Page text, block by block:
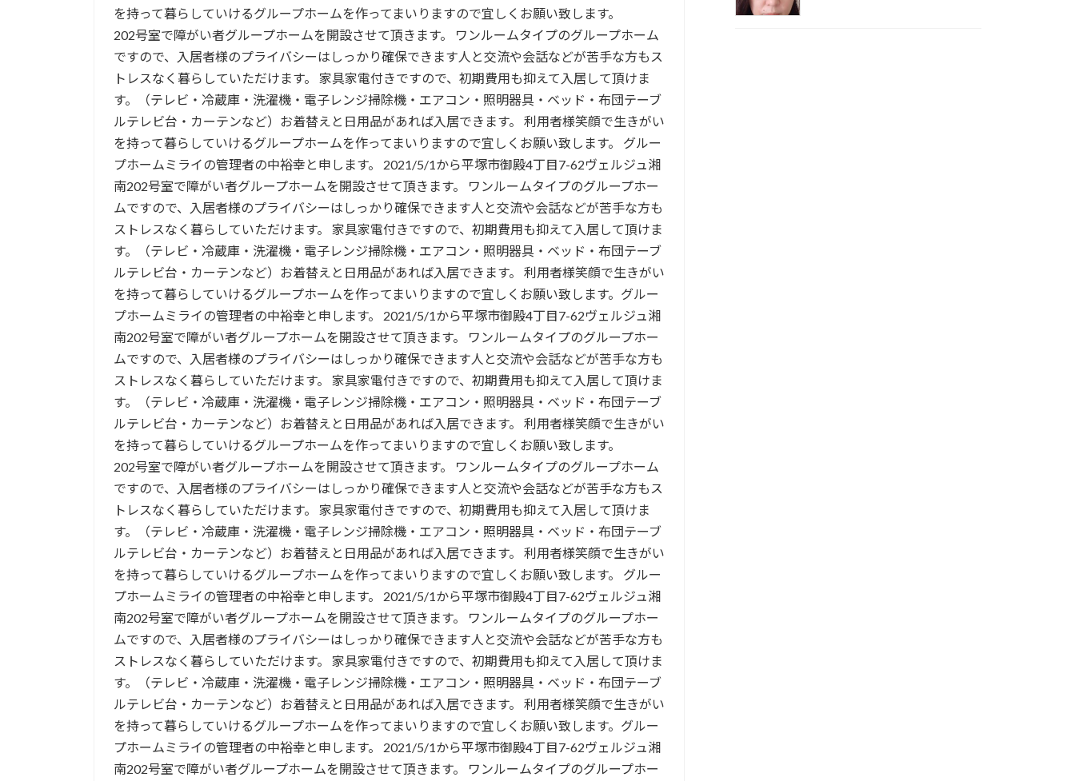
を持って暮らしていけるグループホームを作ってまいりますので宜しくお願い致します。
202号室で障がい者グループホームを開設させて頂きます。 ワンルームタイプのグループホーム
ですので、入居者様のプライバシーはしっかり確保できます人と交流や会話などが苦手な方もス
トレスなく暮らしていただけます。 家具家電付きですので、初期費用も抑えて入居して頂けま
す。（テレビ・冷蔵庫・洗濯機・電子レンジ掃除機・エアコン・照明器具・ベッド・布団テーブ
ルテレビ台・カーテンなど）お着替えと日用品があれば入居できます。 利用者様笑顔で生きがい
を持って暮らしていけるグループホームを作ってまいりますので宜しくお願い致します。 グルー
プホームミライの管理者の中裕幸と申します。 2021/5/1から平塚市御殿4丁目7-62ヴェルジュ湘
南202号室で障がい者グループホームを開設させて頂きます。 ワンルームタイプのグループホー
ムですので、入居者様のプライバシーはしっかり確保できます人と交流や会話などが苦手な方も
ストレスなく暮らしていただけます。 家具家電付きですので、初期費用も抑えて入居して頂けま
す。（テレビ・冷蔵庫・洗濯機・電子レンジ掃除機・エアコン・照明器具・ベッド・布団テーブ
ルテレビ台・カーテンなど）お着替えと日用品があれば入居できます。 利用者様笑顔で生きがい
を持って暮らしていけるグループホームを作ってまいりますので宜しくお願い致します。グルー
プホームミライの管理者の中裕幸と申します。 2021/5/1から平塚市御殿4丁目7-62ヴェルジュ湘
南202号室で障がい者グループホームを開設させて頂きます。 ワンルームタイプのグループホー
ムですので、入居者様のプライバシーはしっかり確保できます人と交流や会話などが苦手な方も
ストレスなく暮らしていただけます。 家具家電付きですので、初期費用も抑えて入居して頂けま
す。（テレビ・冷蔵庫・洗濯機・電子レンジ掃除機・エアコン・照明器具・ベッド・布団テーブ
ルテレビ台・カーテンなど）お着替えと日用品があれば入居できます。 利用者様笑顔で生きがい
を持って暮らしていけるグループホームを作ってまいりますので宜しくお願い致します。
202号室で障がい者グループホームを開設させて頂きます。 ワンルームタイプのグループホーム
ですので、入居者様のプライバシーはしっかり確保できます人と交流や会話などが苦手な方もス
トレスなく暮らしていただけます。 家具家電付きですので、初期費用も抑えて入居して頂けま
す。（テレビ・冷蔵庫・洗濯機・電子レンジ掃除機・エアコン・照明器具・ベッド・布団テーブ
ルテレビ台・カーテンなど）お着替えと日用品があれば入居できます。 利用者様笑顔で生きがい
を持って暮らしていけるグループホームを作ってまいりますので宜しくお願い致します。 グルー
プホームミライの管理者の中裕幸と申します。 2021/5/1から平塚市御殿4丁目7-62ヴェルジュ湘
南202号室で障がい者グループホームを開設させて頂きます。 ワンルームタイプのグループホー
ムですので、入居者様のプライバシーはしっかり確保できます人と交流や会話などが苦手な方も
ストレスなく暮らしていただけます。 家具家電付きですので、初期費用も抑えて入居して頂けま
す。（テレビ・冷蔵庫・洗濯機・電子レンジ掃除機・エアコン・照明器具・ベッド・布団テーブ
ルテレビ台・カーテンなど）お着替えと日用品があれば入居できます。 利用者様笑顔で生きがい
を持って暮らしていけるグループホームを作ってまいりますので宜しくお願い致します。グルー
プホームミライの管理者の中裕幸と申します。 2021/5/1から平塚市御殿4丁目7-62ヴェルジュ湘
南202号室で障がい者グループホームを開設させて頂きます。 ワンルームタイプのグループホー